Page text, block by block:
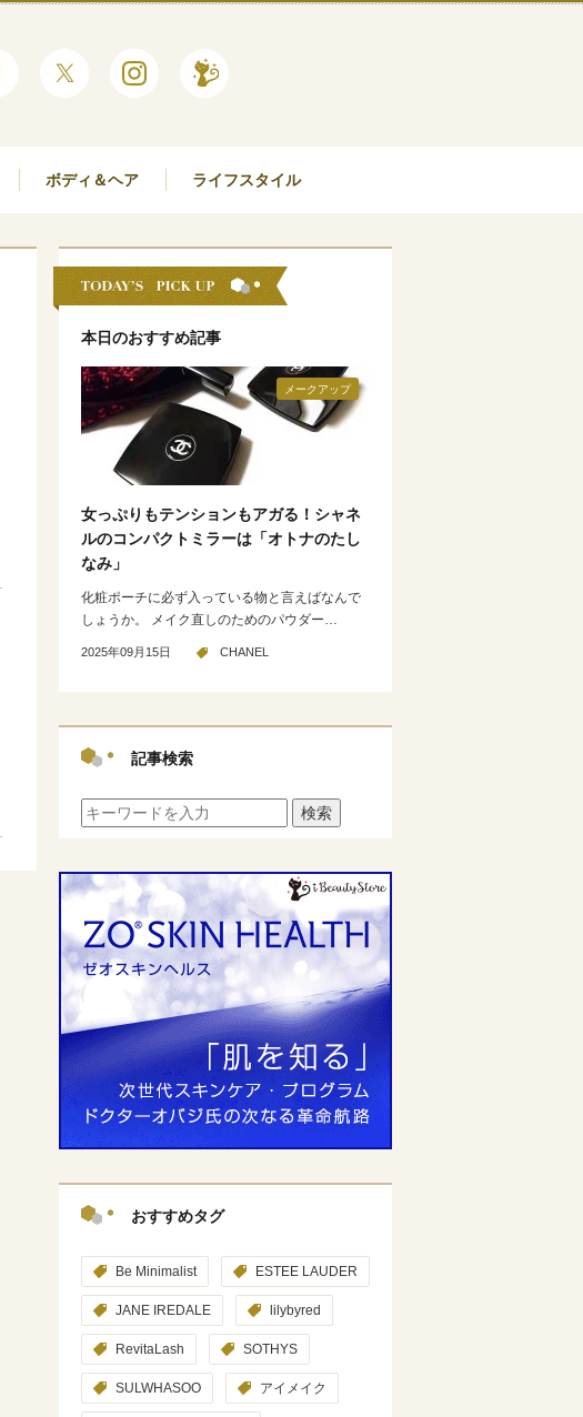
ボディ＆ヘア ライフスタイル
本日のおすすめ記事
メークアップ
女っぷりもテンションもアガる！シャネ
ルのコンパクトミラーは「オトナのたし
なみ」
化粧ポーチに必ず入っている物と言えばなんで
しょうか。 メイク直しのためのパウダー…
2025年09月15日 CHANEL
記事検索
検索
おすすめタグ
Be Minimalist ESTEE LAUDER
JANE IREDALE lilybyred
RevitaLash SOTHYS
SULWHASOO アイメイク